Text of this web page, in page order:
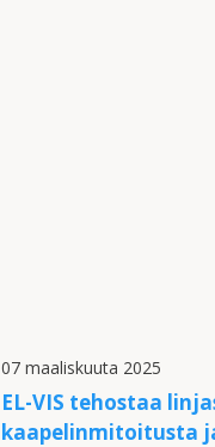
07 maaliskuuta 2025
EL-VIS tehostaa
kaapelinmitoitusta